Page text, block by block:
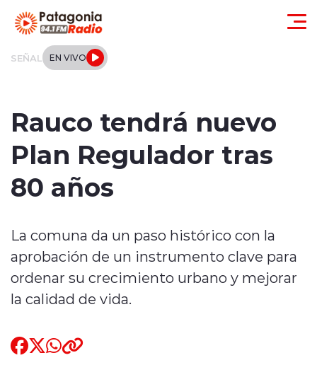
SEÑAL EN VIVO
Internacional
Deportes
Entrevistas
Quienes Somos
Rauco tendrá nuevo
Plan Regulador tras
80 años
La comuna da un paso histórico con la
aprobación de un instrumento clave para
ordenar su crecimiento urbano y mejorar
la calidad de vida.